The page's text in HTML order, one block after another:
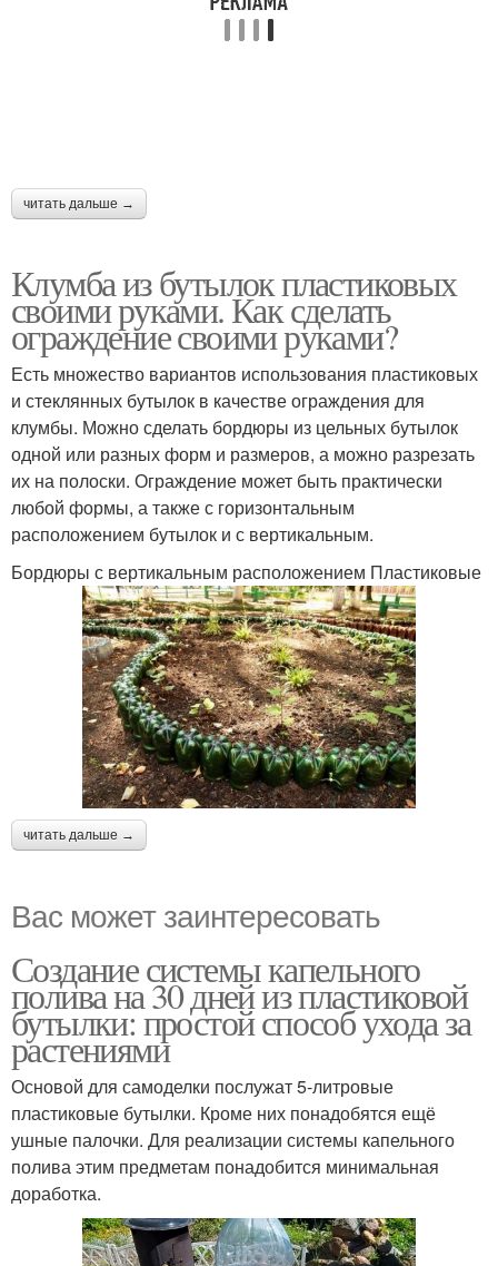
читать дальше →
Клумба из бутылок пластиковых
своими руками. Как сделать
ограждение своими руками?
Есть множество вариантов использования пластиковых
и стеклянных бутылок в качестве ограждения для
клумбы. Можно сделать бордюры из цельных бутылок
одной или разных форм и размеров, а можно разрезать
их на полоски. Ограждение может быть практически
любой формы, а также с горизонтальным
расположением бутылок и с вертикальным.
Бордюры с вертикальным расположением Пластиковые
читать дальше →
Вас может заинтересовать
Создание системы капельного
полива на 30 дней из пластиковой
бутылки: простой способ ухода за
растениями
Основой для самоделки послужат 5-литровые
пластиковые бутылки. Кроме них понадобятся ещё
ушные палочки. Для реализации системы капельного
полива этим предметам понадобится минимальная
доработка.